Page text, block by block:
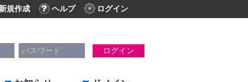
規作成 ヘルプ ログイン
ログイン